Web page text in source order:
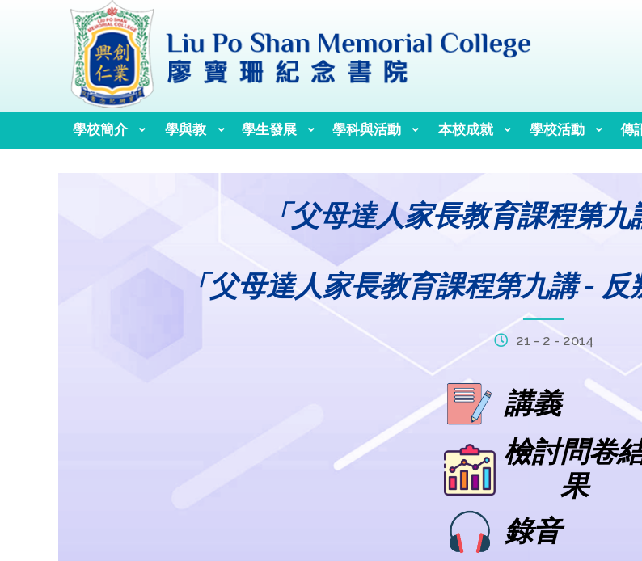
學校簡介 學與教 學生發展 學科與活動 本校成就 學校活動 傳
「父母達人家長教育課程第九
「父母達人家長教育課程第九講 -
21 - 2 - 2014
講義
檢討問卷
果
錄音